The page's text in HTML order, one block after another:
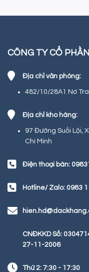
CÔNG TY CỔ
Địa chỉ văn phòng:
482/10/28A1 Nơ
Địa chỉ kho hàng:
97 Đường Suối Lội,
Chí Minh
Điện thoại bàn:
Hotline/ Zalo: 0983
CNĐKKD Số:
27-11-2006
Thứ 2: 7:30 - 17:30